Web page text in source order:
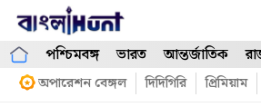
Skip
contentপশ্চিমবঙ্গ ভারত আন্তর্জাতিক
অপারেশন বেঙ্গল দিদিগিরি প্রিমিয়াম